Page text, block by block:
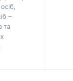
–
та